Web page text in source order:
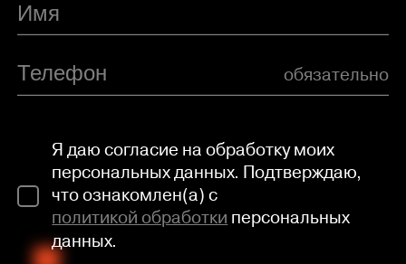
обязательно
Я даю согласие на обработку моих
персональных данных. Подтверждаю,
что ознакомлен(а) с
политикой обработкиперсональных
данных.